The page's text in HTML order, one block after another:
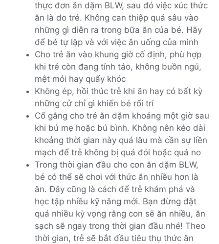
thực đơn ăn dặm BLW, sau đó việc xúc thức
ăn là do trẻ. Không can thiệp quá sâu vào
những gì diễn ra trong bữa ăn của bé. Hãy
để bé tự lập và với việc ăn uống của mình
Cho trẻ ăn vào khung giờ cố định, phù hợp
khi trẻ còn đang tỉnh táo, không buồn ngủ,
mệt mỏi hay quấy khóc
Không ép, hồi thúc trẻ khi ăn hay có bất kỳ
những cử chỉ gì khiến bé rối trí
Cố gắng cho trẻ ăn dặm khoảng một giờ sau
khi bú mẹ hoặc bú bình. Không nên kéo dài
khoảng thời gian này quá lâu mà cần sự liền
mạch để trẻ không bị quá đói hoặc quá no
Trong thời gian đầu cho con ăn dặm BLW,
bé có thể sẽ chơi với thức ăn nhiều hơn là
ăn. Đây cũng là cách để trẻ khám phá và
học tập nhiều kỹ năng mới. Bạn đừng đặt
quá nhiều kỳ vọng rằng con sẽ ăn nhiều, ăn
sạch sẽ ngay trong thời gian đầu nhé! Theo
thời gian, trẻ sẽ bắt đầu tiêu thụ thức ăn